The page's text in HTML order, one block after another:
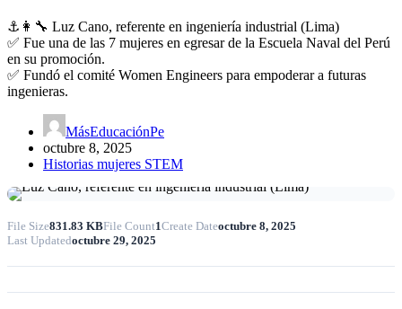
⚓👩‍🔧 Luz Cano, referente en ingeniería industrial (Lima)
✅ Fue una de las 7 mujeres en egresar de la Escuela Naval del Perú
en su promoción.
✅ Fundó el comité Women Engineers para empoderar a futuras
ingenieras.
MásEducaciónPe
octubre 8, 2025
Historias mujeres STEM
File Size831.83 KBFile Count1Create Dateoctubre 8, 2025
Last Updatedoctubre 29, 2025